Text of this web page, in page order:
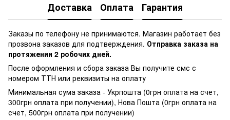
Доставка Оплата Гарантия
Заказы по телефону не принимаются. Магазин работает без
прозвона заказов для подтверждения. Отправка заказа на
протяжении 2 робочих дней.
После оформления и сбора заказа Вы получите смс с
номером ТТН или реквизиты на оплату
Минимальная сума заказа - Укрпошта (0грн оплата на счет,
300грн оплата при получении), Нова Пошта (0грн оплата на
счет, 500грн оплата при получении)